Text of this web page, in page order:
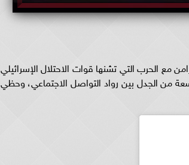
مع الحرب التي تشنها قوات الاحتلال الإسرائيلي
من الجدل بين رواد التواصل الاجتماعي، وحظي